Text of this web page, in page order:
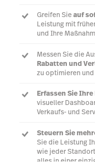
Greifen Sieauf
Leistung mit
und Ihre
Messen Sie die
Rabatten und
zu optimieren
Erfassen Sie
visueller
Verkaufs- und
Steuern Sie
Sie die Leistung
wie jeder
alles in einer